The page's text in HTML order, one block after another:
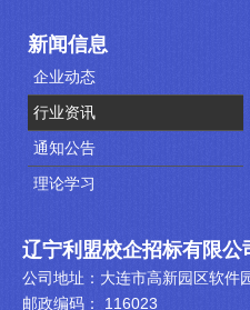
新闻信息
企业动态
行业资讯
通知公告
理论学习
辽宁利盟校企招标有限公
公司地址：大连市高新园区软件
邮政编码： 116023